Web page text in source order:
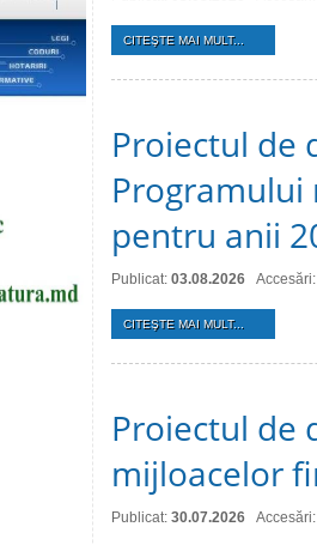
CITEŞTE MAI MULT...
Proiectul de
Programului
pentru anii
Publicat: 03.08.2026
CITEŞTE MAI MULT...
Proiectul de
mijloacelor
Publicat: 30.07.2026